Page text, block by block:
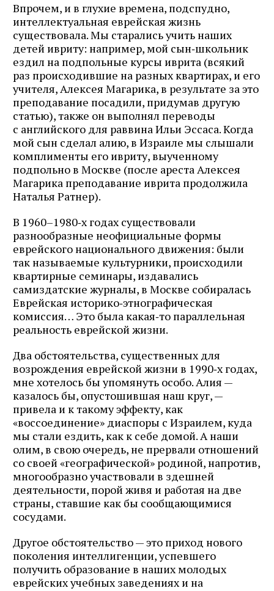
Впрочем, и в глухие времена, подспудно,
интеллектуальная еврейская жизнь
существовала. Мы старались учить наших
детей ивриту: например, мой сын‑школьник
ездил на подпольные курсы иврита (всякий
раз происходившие на разных квартирах, и его
учителя, Алексея Магарика, в результате за это
преподавание посадили, придумав другую
статью), также он выполнял переводы
с английского для раввина Ильи Эссаса. Когда
мой сын сделал алию, в Израиле мы слышали
комплименты его ивриту, выученному
подпольно в Москве (после ареста Алексея
Магарика преподавание иврита продолжила
Наталья Ратнер).
В 1960–1980‑х годах существовали
разнообразные неофициальные формы
еврейского национального движения: были
так называемые культурники, происходили
квартирные семинары, издавались
самиздатские журналы, в Москве собиралась
Еврейская историко‑этнографическая
комиссия… Это была какая‑то параллельная
реальность еврейской жизни.
Два обстоятельства, существенных для
возрождения еврейской жизни в 1990‑х годах,
мне хотелось бы упомянуть особо. Алия —
казалось бы, опустошившая наш круг, —
привела и к такому эффекту, как
«воссоединение» диаспоры с Израилем, куда
мы стали ездить, как к себе домой. А наши
олим, в свою очередь, не прервали отношений
со своей «географической» родиной, напротив,
многообразно участвовали в здешней
деятельности, порой живя и работая на две
страны, ставшие как бы сообщающимися
сосудами.
Другое обстоятельство — это приход нового
поколения интеллигенции, успевшего
получить образование в наших молодых
еврейских учебных заведениях и на